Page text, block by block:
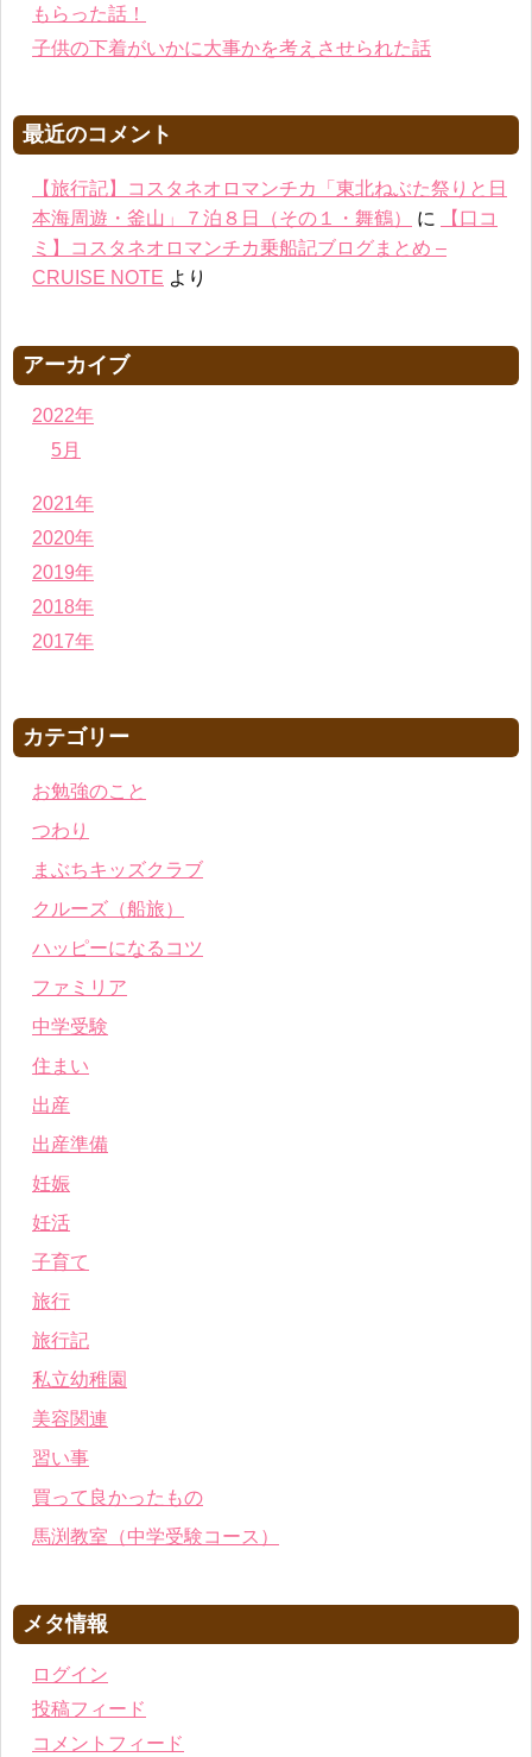
もらった話！
子供の下着がいかに大事かを考えさせられた話
最近のコメント
【旅行記】コスタネオロマンチカ「東北ねぶた祭りと日
本海周遊・釜山」７泊８日（その１・舞鶴）
に
【口コ
ミ】コスタネオロマンチカ乗船記ブログまとめ –
CRUISE NOTE より
アーカイブ
2022年
5月
2021年
2020年
2019年
2018年
2017年
カテゴリー
お勉強のこと
つわり
まぶちキッズクラブ
クルーズ（船旅）
ハッピーになるコツ
ファミリア
中学受験
住まい
出産
出産準備
妊娠
妊活
子育て
旅行
旅行記
私立幼稚園
美容関連
習い事
買って良かったもの
馬渕教室（中学受験コース）
メタ情報
ログイン
投稿フィード
コメントフィード